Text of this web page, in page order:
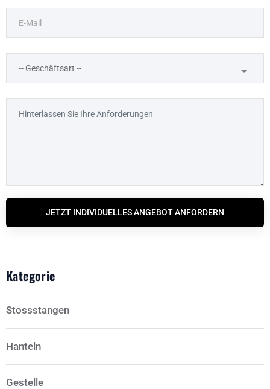
JETZT INDIVIDUELLES ANGEBOT ANFORDERN
Kategorie
Stossstangen
Hanteln
Gestelle